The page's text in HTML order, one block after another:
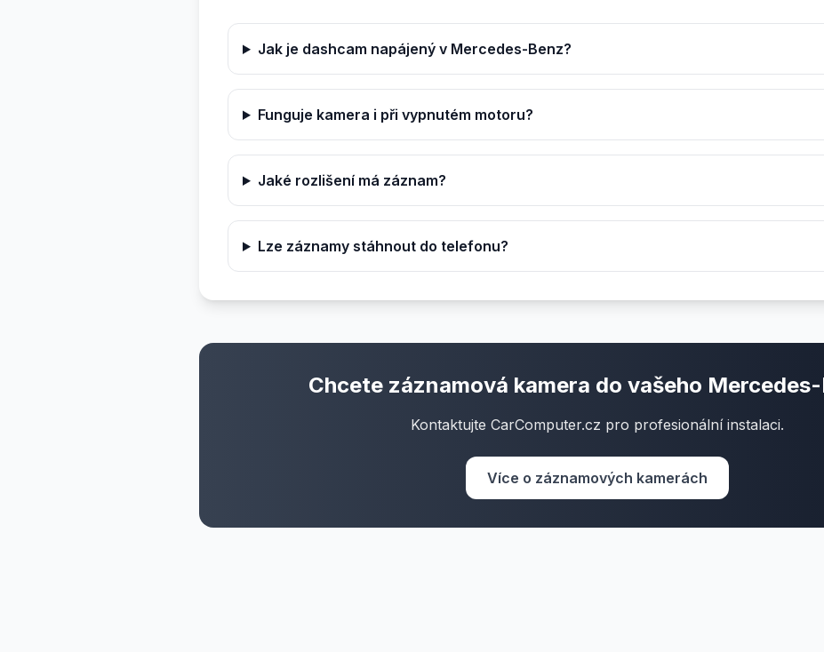
Jak je dashcam napájený v Mercedes-Benz?
Funguje kamera i při vypnutém motoru?
Jaké rozlišení má záznam?
Lze záznamy stáhnout do telefonu?
Chcete záznamová kamera do vašeho
Kontaktujte CarComputer.cz pro profesionální instalaci.
Více o záznamových kamerách